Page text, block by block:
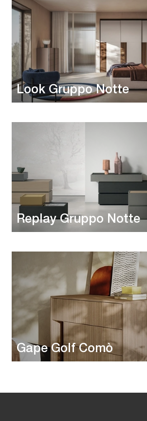
Look Gruppo Notte
Replay Gruppo Notte
Gape Golf Comò